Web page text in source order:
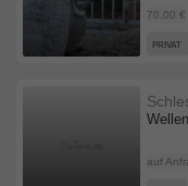
70,00 €
PRIVAT
auf